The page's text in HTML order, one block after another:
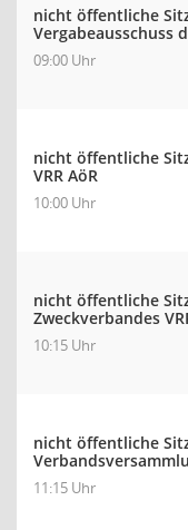
nicht öffentliche
Vergabeausschuss
09:00 Uhr
nicht öffentliche
VRR AöR
10:00 Uhr
nicht öffentliche
Zweckverbandes
10:15 Uhr
nicht öffentliche
11:15 Uhr